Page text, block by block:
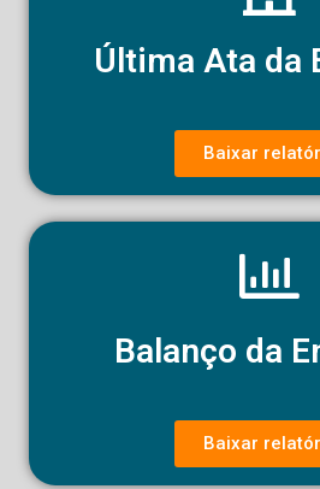
Última Ata da
Baixar
Balanço da
Baixar